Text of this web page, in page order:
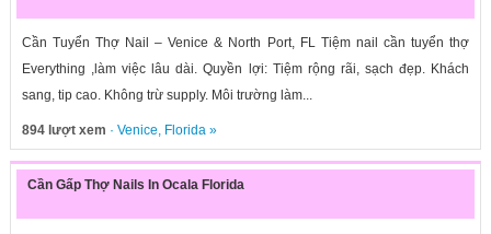
Cần Tuyển Thợ Nail – Venice & North Port, FL Tiệm nail cần tuyển thợ
Everything ,làm việc lâu dài. Quyền lợi: Tiệm rộng rãi, sạch đẹp. Khách
sang, tip cao. Không trừ supply. Môi trường làm...
894 lượt xem · Venice, Florida»
Cần Gấp Thợ Nails In Ocala Florida